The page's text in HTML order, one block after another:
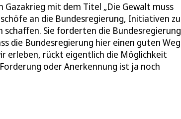
mit dem Titel „Die Gewalt muss
an die Bundesregierung, Initiativen zu
Sie forderten die Bundesregierung
die Bundesregierung hier einen guten Weg
erleben, rückt eigentlich die Möglichkeit
oder Anerkennung ist ja noch